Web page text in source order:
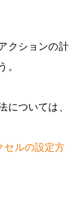
クションの計
。
については、
セルの設定方